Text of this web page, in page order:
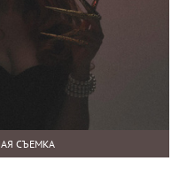
СЪЕМКА